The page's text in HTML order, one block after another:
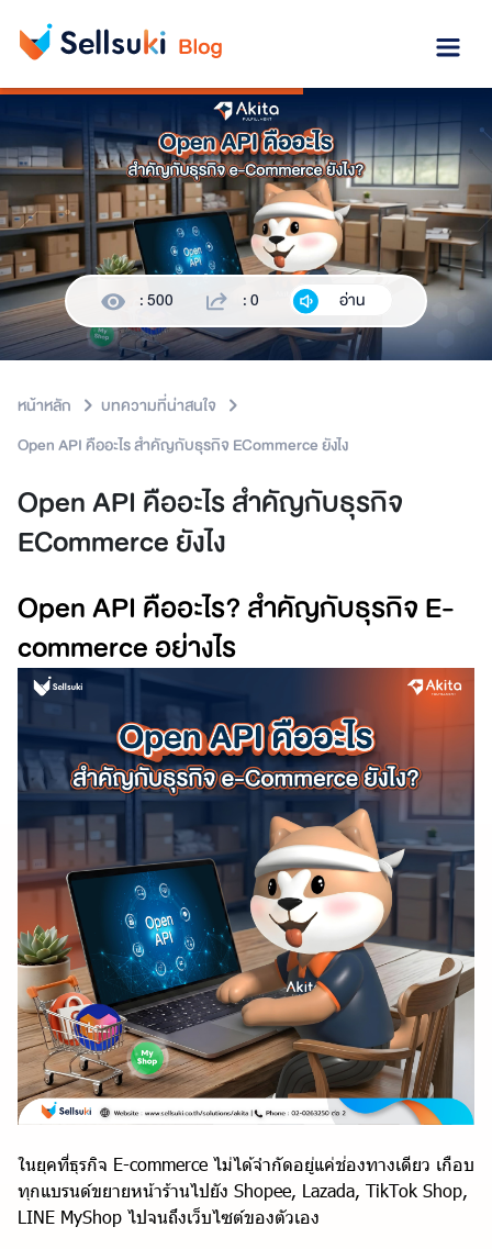
: 500 : 0 อ่าน
หน้าหลัก
บทความที่น่าสนใจ
Open API คืออะไร สำคัญกับธุรกิจ ECommerce ยังไง
Open API คืออะไร สำคัญกับธุรกิจ
ECommerce ยังไง
Open API คืออะไร? สำคัญกับธุรกิจ E-
commerce อย่างไร
ในยุคที่ธุรกิจ E-commerce ไม่ได้จำกัดอยู่แค่ช่องทางเดียว เกือบ
ทุกแบรนด์ขยายหน้าร้านไปยัง Shopee, Lazada, TikTok Shop,
LINE MyShop ไปจนถึงเว็บไซต์ของตัวเอง